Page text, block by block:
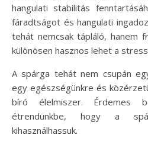
hangulati stabilitás
fáradtságot és hangulati
tehát nemcsak tápláló, hanem
különösen hasznos lehet a
A spárga tehát nem csupán
egy egészségünkre és
bíró élelmiszer. Érdemes
étrendünkbe, hogy a
kihasználhassuk.